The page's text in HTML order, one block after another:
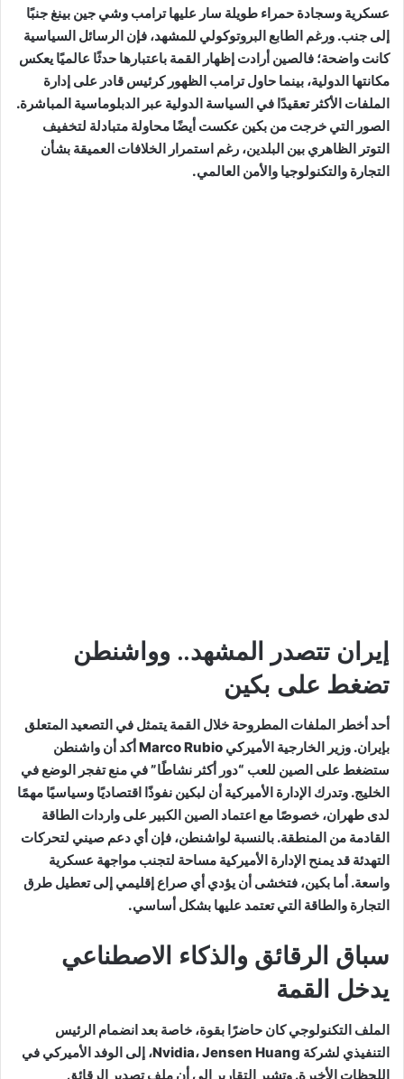
عسكرية وسجادة حمراء طويلة سار عليها ترامب وشي جين بينغ جنبًا
إلى جنب. ورغم الطابع البروتوكولي للمشهد، فإن الرسائل السياسية
كانت واضحة؛ فالصين أرادت إظهار القمة باعتبارها حدثًا عالميًا يعكس
مكانتها الدولية، بينما حاول ترامب الظهور كرئيس قادر على إدارة
الملفات الأكثر تعقيدًا في السياسة الدولية عبر الدبلوماسية المباشرة.
الصور التي خرجت من بكين عكست أيضًا محاولة متبادلة لتخفيف
التوتر الظاهري بين البلدين، رغم استمرار الخلافات العميقة بشأن
التجارة والتكنولوجيا والأمن العالمي.
إيران تتصدر المشهد.. وواشنطن
تضغط على بكين
أحد أخطر الملفات المطروحة خلال القمة يتمثل في التصعيد المتعلق
بإيران. وزير الخارجية الأميركي Marco Rubio أكد أن واشنطن
ستضغط على الصين للعب “دور أكثر نشاطًا” في منع تفجر الوضع في
الخليج. وتدرك الإدارة الأميركية أن لبكين نفوذًا اقتصاديًا وسياسيًا مهمًا
لدى طهران، خصوصًا مع اعتماد الصين الكبير على واردات الطاقة
القادمة من المنطقة. بالنسبة لواشنطن، فإن أي دعم صيني لتحركات
التهدئة قد يمنح الإدارة الأميركية مساحة لتجنب مواجهة عسكرية
واسعة. أما بكين، فتخشى أن يؤدي أي صراع إقليمي إلى تعطيل طرق
التجارة والطاقة التي تعتمد عليها بشكل أساسي.
سباق الرقائق والذكاء الاصطناعي
يدخل القمة
الملف التكنولوجي كان حاضرًا بقوة، خاصة بعد انضمام الرئيس
التنفيذي لشركة
Nvidia،Jensen Huang
، إلى الوفد الأميركي في
اللحظات الأخيرة. وتشير التقارير إلى أن ملف تصدير الرقائق